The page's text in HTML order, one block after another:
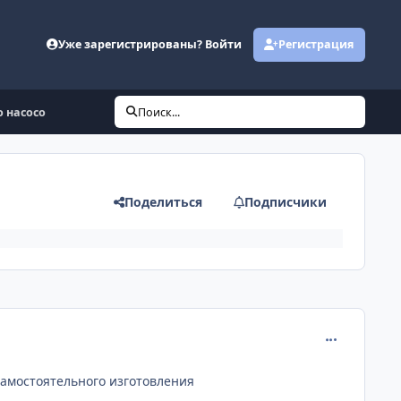
Уже зарегистрированы? Войти Регистрация
насосо Поиск...
Поделиться Подписчики
изготовления